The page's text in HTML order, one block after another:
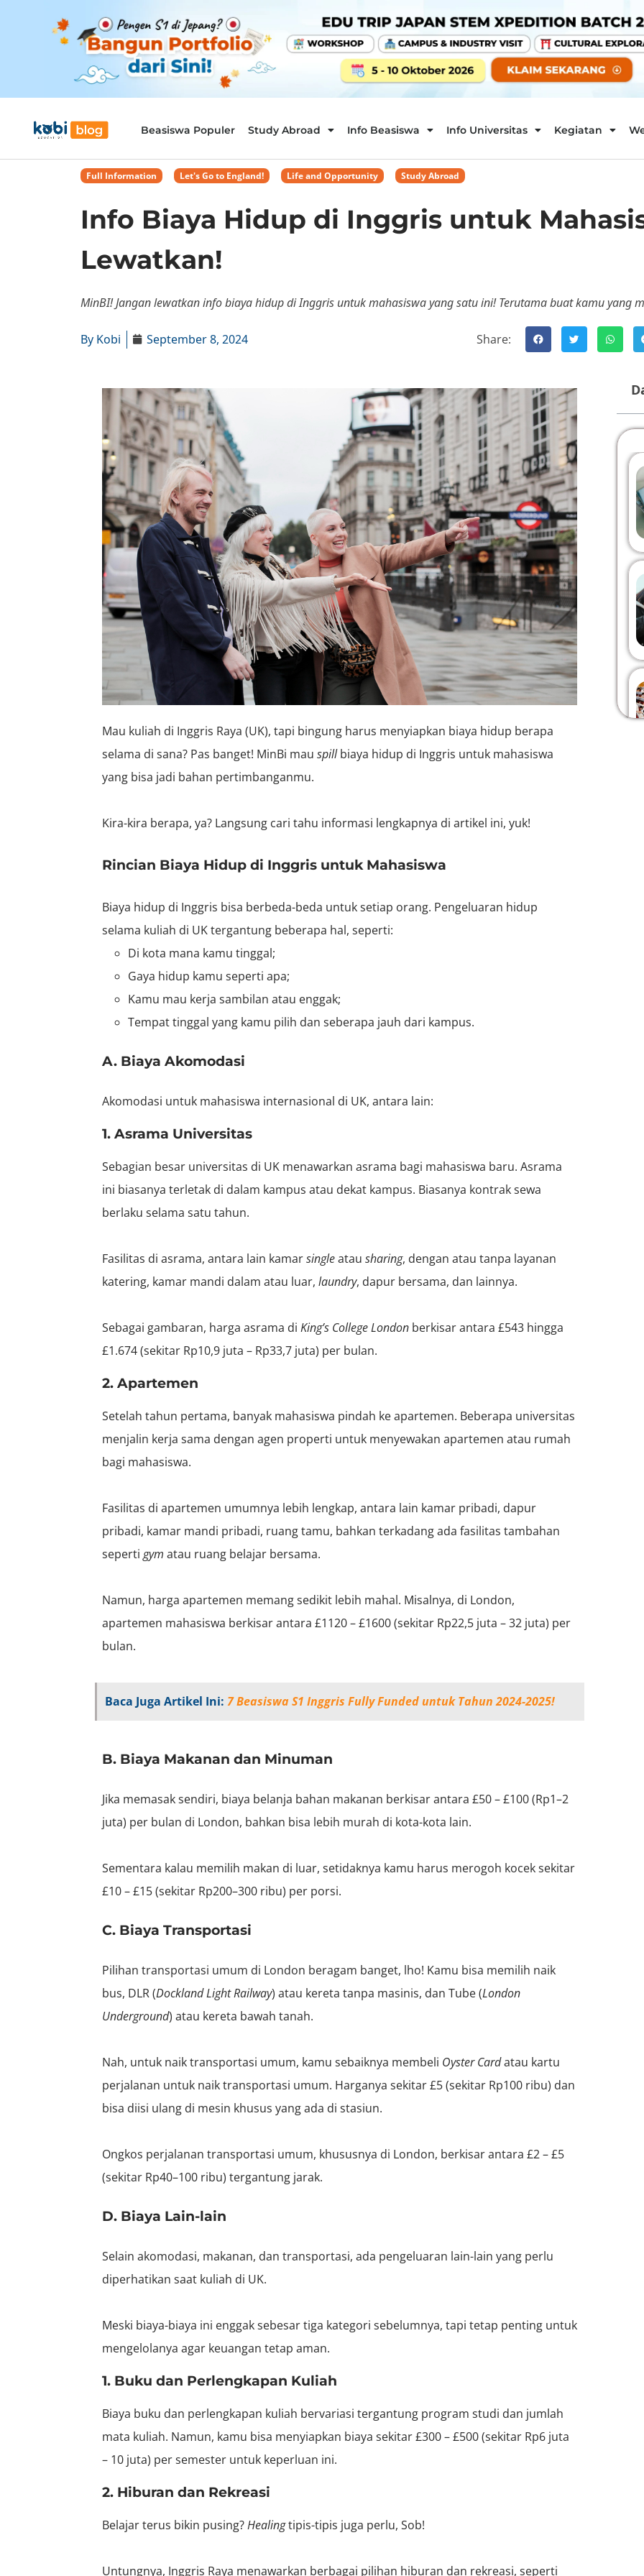
Beasiswa Populer Study Abroad Info Beasiswa Info Universitas Kegiatan
Full Information Let's Go to England! Life and Opportunity Study Abroad
Info Biaya Hidup di Inggris untuk
Lewatkan!
MinBI! Jangan lewatkan info biaya hidup di Inggris untuk mahasiswa yang satu ini! Terutama buat kamu yang
By Kobi September 8, 2024 Share:
Mau kuliah di Inggris Raya (UK), tapi bingung harus menyiapkan biaya hidup berapa
selama di sana? Pas banget! MinBi mau spillbiaya hidup di Inggris untuk mahasiswa
yang bisa jadi bahan pertimbanganmu.
Kira-kira berapa, ya? Langsung cari tahu informasi lengkapnya di artikel ini, yuk!
Rincian Biaya Hidup di Inggris untuk Mahasiswa
Biaya hidup di Inggris bisa berbeda-beda untuk setiap orang. Pengeluaran hidup
selama kuliah di UK tergantung beberapa hal, seperti:
Di kota mana kamu tinggal;
Gaya hidup kamu seperti apa;
Kamu mau kerja sambilan atau enggak;
Tempat tinggal yang kamu pilih dan seberapa jauh dari kampus.
A. Biaya Akomodasi
Akomodasi untuk mahasiswa internasional di UK, antara lain:
1. Asrama Universitas
Sebagian besar universitas di UK menawarkan asrama bagi mahasiswa baru. Asrama
ini biasanya terletak di dalam kampus atau dekat kampus. Biasanya kontrak sewa
berlaku selama satu tahun.
Fasilitas di asrama, antara lain kamarsingleatau sharing, dengan atau tanpa layanan
katering, kamar mandi dalam atau luar, laundry, dapur bersama, dan lainnya.
Sebagai gambaran, harga asrama di King’s College London berkisar antara £543 hingga
£1.674 (sekitar Rp10,9 juta – Rp33,7 juta) per bulan.
2. Apartemen
Setelah tahun pertama, banyak mahasiswa pindah ke apartemen. Beberapa universitas
menjalin kerja sama dengan agen properti untuk menyewakan apartemen atau rumah
bagi mahasiswa.
Fasilitas di apartemen umumnya lebih lengkap, antara lain kamar pribadi, dapur
pribadi, kamar mandi pribadi, ruang tamu, bahkan terkadang ada fasilitas tambahan
seperti gym atau ruang belajar bersama.
Namun, harga apartemen memang sedikit lebih mahal. Misalnya, di London,
apartemen mahasiswa berkisar antara £1120 – £1600 (sekitar Rp22,5 juta – 32 juta) per
bulan.
Baca Juga Artikel Ini: 7 Beasiswa S1 Inggris Fully Funded untuk Tahun 2024-2025!
B. Biaya Makanan dan Minuman
Jika memasak sendiri, biaya belanja bahan makanan berkisar antara £50 – £100 (Rp1–2
juta) per bulan di London, bahkan bisa lebih murah di kota-kota lain.
Sementara kalau memilih makan di luar, setidaknya kamu harus merogoh kocek sekitar
£10 – £15 (sekitar Rp200–300 ribu) per porsi.
C. Biaya Transportasi
Pilihan transportasi umum di London beragam banget, lho! Kamu bisa memilih naik
bus, DLR (Dockland Light Railway) atau kereta tanpa masinis, dan Tube (London
Underground) atau kereta bawah tanah.
Nah, untuk naik transportasi umum, kamu sebaiknya membeli Oyster Cardatau kartu
perjalanan untuk naik transportasi umum. Harganya sekitar £5 (sekitar Rp100 ribu) dan
bisa diisi ulang di mesin khusus yang ada di stasiun.
Ongkos perjalanan transportasi umum, khususnya di London, berkisar antara £2 – £5
(sekitar Rp40–100 ribu) tergantung jarak.
D. Biaya Lain-lain
Selain akomodasi, makanan, dan transportasi, ada pengeluaran lain-lain yang perlu
diperhatikan saat kuliah di UK.
Meski biaya-biaya ini enggak sebesar tiga kategori sebelumnya, tapi tetap penting untuk
mengelolanya agar keuangan tetap aman.
1. Buku dan Perlengkapan Kuliah
Biaya buku dan perlengkapan kuliah bervariasi tergantung program studi dan jumlah
mata kuliah. Namun, kamu bisa menyiapkan biaya sekitar £300 – £500 (sekitar Rp6 juta
– 10 juta) per semester untuk keperluan ini.
2. Hiburan dan Rekreasi
Belajar terus bikin pusing?Healingtipis-tipis juga perlu, Sob!
Untungnya, Inggris Raya menawarkan berbagai pilihan hiburan dan rekreasi, seperti